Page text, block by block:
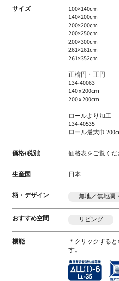
メ
ー
カ
ー
サイズ
100×140cm
140×200cm
200×200cm
200×250cm
200×300cm
261×261cm
261×352cm
正楕円・正円
134-40063
140 x 200cm
200 x 200cm
ロールより加工
134-40535
ロール最大巾
価格(税別) 価格表をご覧くだ
生産国 日本
柄・デザイン 無地／無地調
おすすめ空間 リビング
機能
＊クリックする
す。